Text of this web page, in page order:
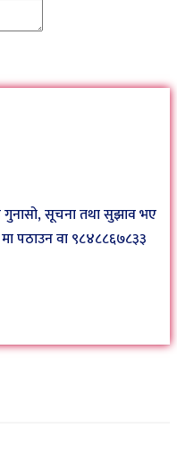
गुनासो, सूचना तथा सुझाव भए
पठाउन वा ९८४८८६७८३३